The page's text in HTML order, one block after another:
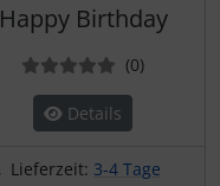
Happy Birthday
(0)
Details
Lieferzeit: 3-4 Tage